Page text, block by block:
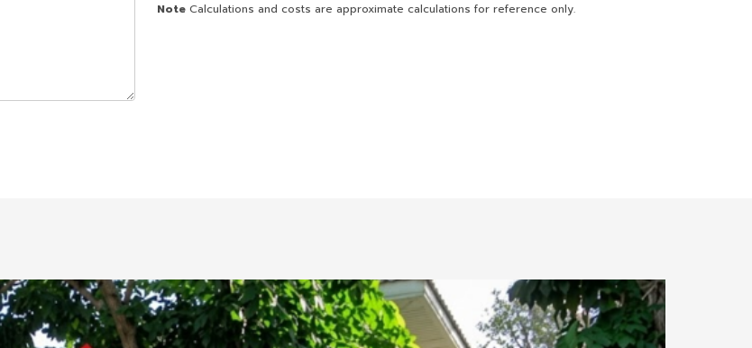
Note Calculations and costs are approximate calculations for reference only.